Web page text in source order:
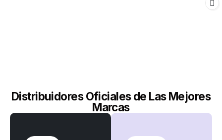
Distribuidores Oficiales de Las Mejores
Marcas